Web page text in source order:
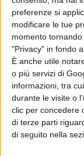
preferenze si
modificare le tue
momento
"Privacy" in fondo
È anche utile
o più servizi di
informazioni, tra
durante le visite o
clic per concedere
di terze parti
di seguito nella
possiamo
ci che ci
mobilitazione”.
Ma Coldiretti
momento cosi
sistema”, ha